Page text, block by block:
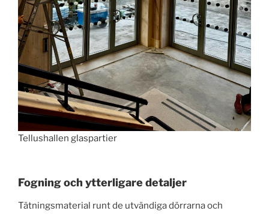
Tellushallen glaspartier
Fogning och ytterligare detaljer
Tätningsmaterial runt de utvändiga dörrarna och